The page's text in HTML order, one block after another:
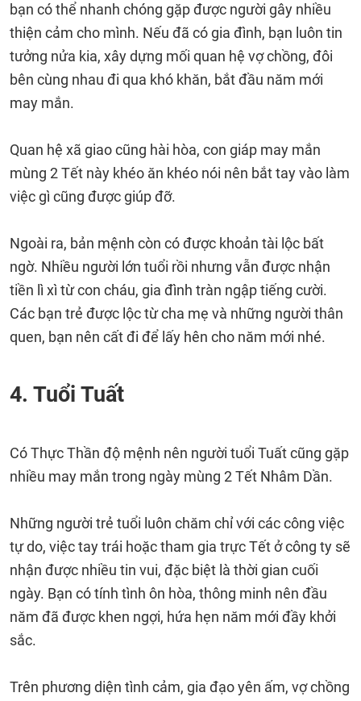
bạn có thể nhanh chóng gặp được người gây nhiều
thiện cảm cho mình. Nếu đã có gia đình, bạn luôn tin
tưởng nửa kia, xây dựng mối quan hệ vợ chồng, đôi
bên cùng nhau đi qua khó khăn, bắt đầu năm mới
may mắn.
Quan hệ xã giao cũng hài hòa, con giáp may mắn
mùng 2 Tết này khéo ăn khéo nói nên bắt tay vào làm
việc gì cũng được giúp đỡ.
Ngoài ra, bản mệnh còn có được khoản tài lộc bất
ngờ. Nhiều người lớn tuổi rồi nhưng vẫn được nhận
tiền lì xì từ con cháu, gia đình tràn ngập tiếng cười.
Các bạn trẻ được lộc từ cha mẹ và những người thân
quen, bạn nên cất đi để lấy hên cho năm mới nhé.
4. Tuổi Tuất
Có Thực Thần độ mệnh nên người tuổi Tuất cũng gặp
nhiều may mắn trong ngày mùng 2 Tết Nhâm Dần.
Những người trẻ tuổi luôn chăm chỉ với các công việc
tự do, việc tay trái hoặc tham gia trực Tết ở công ty sẽ
nhận được nhiều tin vui, đặc biệt là thời gian cuối
ngày. Bạn có tính tình ôn hòa, thông minh nên đầu
năm đã được khen ngợi, hứa hẹn năm mới đầy khởi
sắc.
Trên phương diện tình cảm, gia đạo yên ấm, vợ chồng